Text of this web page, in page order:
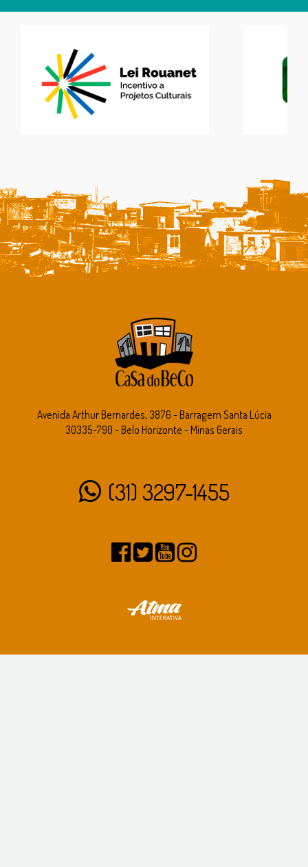
Avenida Arthur Bernardes, 3876 - Barragem Santa Lúcia
30335-790 - Belo Horizonte - Minas Gerais
(31) 3297-1455